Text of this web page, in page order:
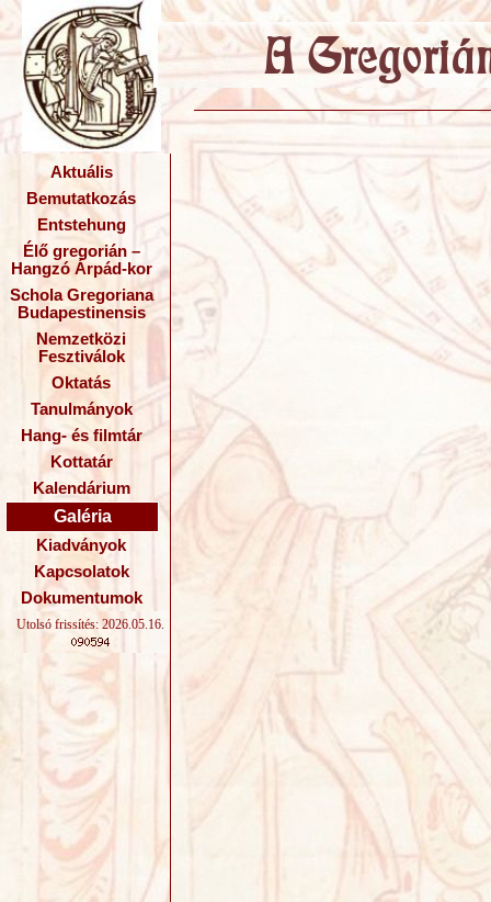
Aktuális
Bemutatkozás
Entstehung
Élő gregorián –
Hangzó Árpád-kor
Schola Gregoriana
Budapestinensis
Nemzetközi
Fesztiválok
Oktatás
Tanulmányok
Hang- és filmtár
Kottatár
Kalendárium
Galéria
Kiadványok
Kapcsolatok
Dokumentumok
Utolsó frissítés: 2026.05.16.